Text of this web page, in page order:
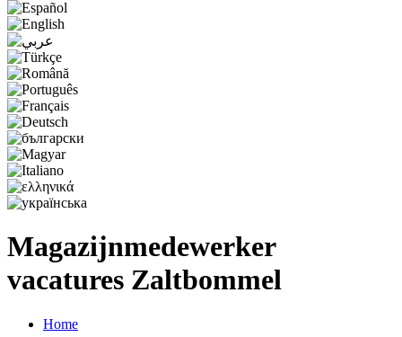
Magazijnmedewerker
vacatures Zaltbommel
Home